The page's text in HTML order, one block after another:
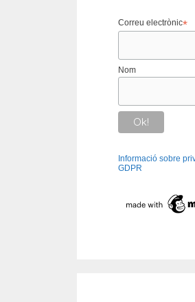
Correu electrònic*
Nom
Informació sobre
GDPR